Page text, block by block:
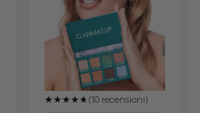
(10 recensioni)